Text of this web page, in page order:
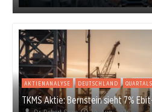
AKTIENANALYSE DEUTSCHLAND
TKMS Aktie: Bernstein sieht 7%